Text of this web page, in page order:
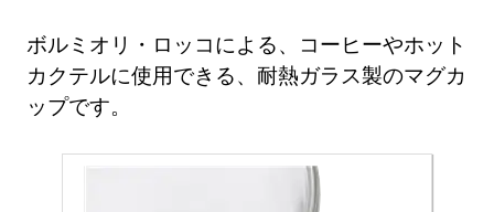
ボルミオリ・ロッコによる、コーヒーやホット
カクテルに使用できる、耐熱ガラス製のマグカ
ップです。